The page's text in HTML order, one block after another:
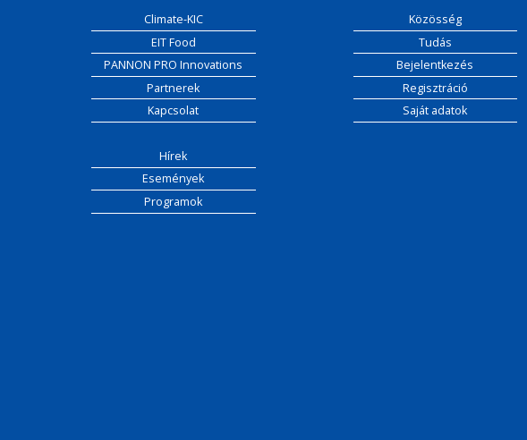
Climate-KIC
EIT Food
PANNON PRO Innovations
Partnerek
Kapcsolat
Hírek
Események
Programok
Közösség
Tudás
Bejelentkezés
Regisztráció
Saját adatok